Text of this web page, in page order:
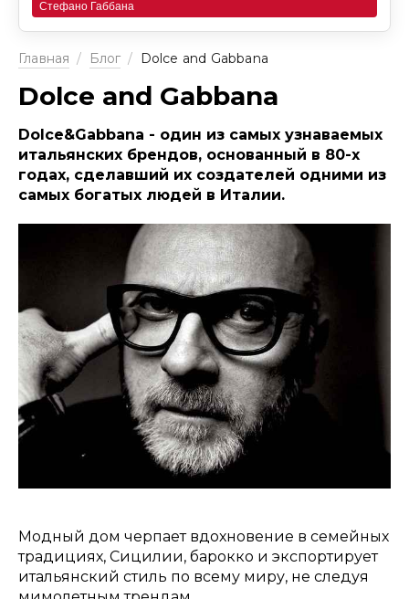
Стефано Габбана
Главная / Блог / Dolce and Gabbana
Dolce and Gabbana
Dolce&Gabbana - один из самых узнаваемых
итальянских брендов, основанный в 80-х
годах, сделавший их создателей одними из
самых богатых людей в Италии.
Модный дом черпает вдохновение в семейных
традициях, Сицилии, барокко и экспортирует
итальянский стиль по всему миру, не следуя